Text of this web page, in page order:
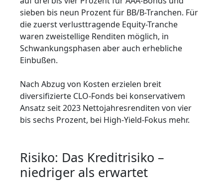
sieben bis neun Prozent für BB/B-Tranchen. Für
die zuerst verlusttragende Equity-Tranche
waren zweistellige Renditen möglich, in
Schwankungsphasen aber auch erhebliche
Einbußen.
Nach Abzug von Kosten erzielen breit
diversifizierte CLO-Fonds bei konservativem
Ansatz seit 2023 Nettojahresrenditen von vier
bis sechs Prozent, bei High-Yield-Fokus mehr.
Risiko: Das Kreditrisiko –
niedriger als erwartet